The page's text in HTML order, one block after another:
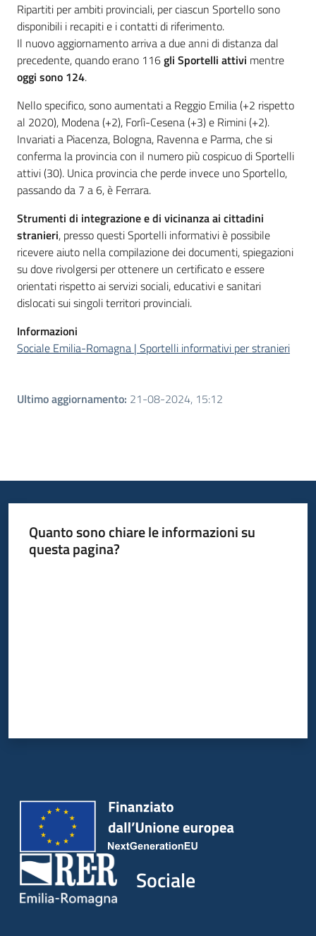
Ripartiti per ambiti provinciali, per ciascun Sportello sono
disponibili i recapiti e i contatti di riferimento.
Il nuovo aggiornamento arriva a due anni di distanza dal
precedente, quando erano 116gli Sportelli attivi mentre
oggi sono 124.
Nello specifico, sono aumentati a Reggio Emilia (+2 rispetto
al 2020), Modena (+2), Forlì-Cesena (+3) e Rimini (+2).
Invariati a Piacenza, Bologna, Ravenna e Parma, che si
conferma la provincia con il numero più cospicuo di Sportelli
attivi (30). Unica provincia che perde invece uno Sportello,
passando da 7 a 6, è Ferrara.
Strumenti di integrazione e di vicinanza ai cittadini
stranieri, presso questi Sportelli informativi è possibile
ricevere aiuto nella compilazione dei documenti, spiegazioni
su dove rivolgersi per ottenere un certificato e essere
orientati rispetto ai servizi sociali, educativi e sanitari
dislocati sui singoli territori provinciali.
Informazioni
Sociale Emilia-Romagna | Sportelli informativi per stranieri
Ultimo aggiornamento: 21-08-2024, 15:12
Quanto sono chiare le informazioni su
questa pagina?
Sociale